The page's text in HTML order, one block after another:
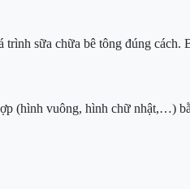
sữa chữa bê tông đúng cách.
(hình vuông, hình chữ nhật,…)